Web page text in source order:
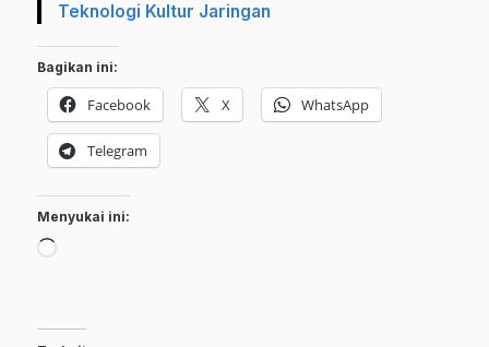
Teknologi Kultur Jaringan
Bagikan ini:
Facebook X WhatsApp
Telegram
Menyukai ini:
Memuat...